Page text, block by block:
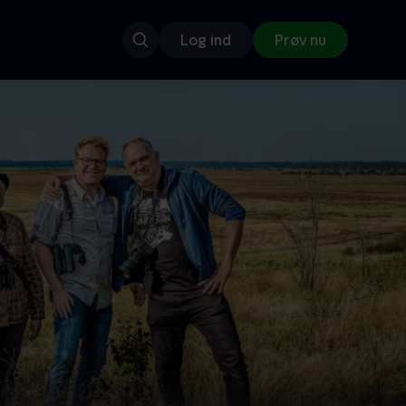
Log ind Prøv nu